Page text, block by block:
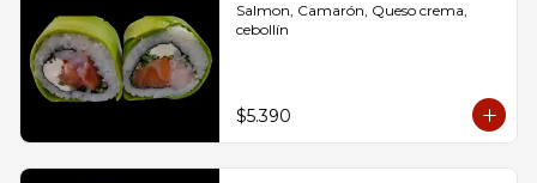
Salmon, Camarón, Queso crema,
cebollín
$5.390